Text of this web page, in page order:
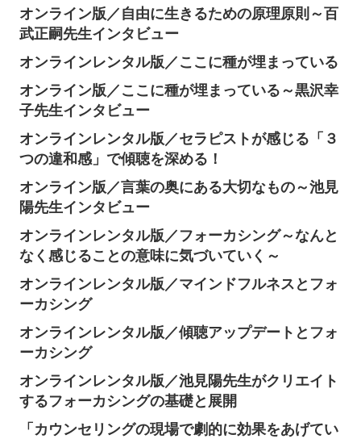
オンライン版／自由に生きるための原理原則～百
武正嗣先生インタビュー
オンラインレンタル版／ここに種が埋まっている
オンライン版／ここに種が埋まっている～黒沢幸
子先生インタビュー
オンラインレンタル版／セラピストが感じる「３
つの違和感」で傾聴を深める！
オンライン版／言葉の奥にある大切なもの～池見
陽先生インタビュー
オンラインレンタル版／フォーカシング～なんと
なく感じることの意味に気づいていく～
オンラインレンタル版／マインドフルネスとフォ
ーカシング
オンラインレンタル版／傾聴アップデートとフォ
ーカシング
オンラインレンタル版／池見陽先生がクリエイト
するフォーカシングの基礎と展開
「カウンセリングの現場で劇的に効果をあげてい